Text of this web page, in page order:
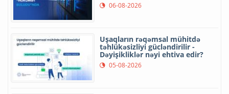
06-08-2026
Uşaqların rəqəmsal mühitdə
təhlükəsizliyi gücləndirilir -
Dəyişikliklər nəyi ehtiva edir?
05-08-2026